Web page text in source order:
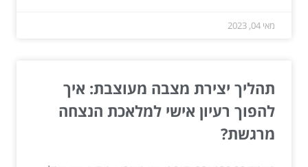
מאי 04, 2023
תהליך יצירת מצבה מעוצבת: איך
להפוך רעיון אישי למלאכת הנצחה
מרגשת?